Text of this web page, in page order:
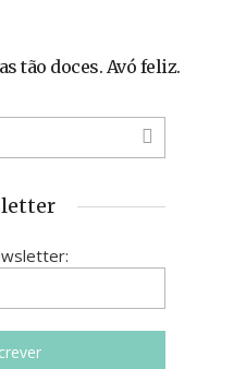
tão doces. Avó feliz.